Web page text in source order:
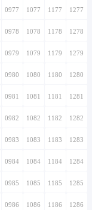
0977 1077 1177 1277
0978 1078 1178 1278
0979 1079 1179 1279
0980 1080 1180 1280
0981 1081 1181 1281
0982 1082 1182 1282
0983 1083 1183 1283
0984 1084 1184 1284
0985 1085 1185 1285
0986 1086 1186 1286